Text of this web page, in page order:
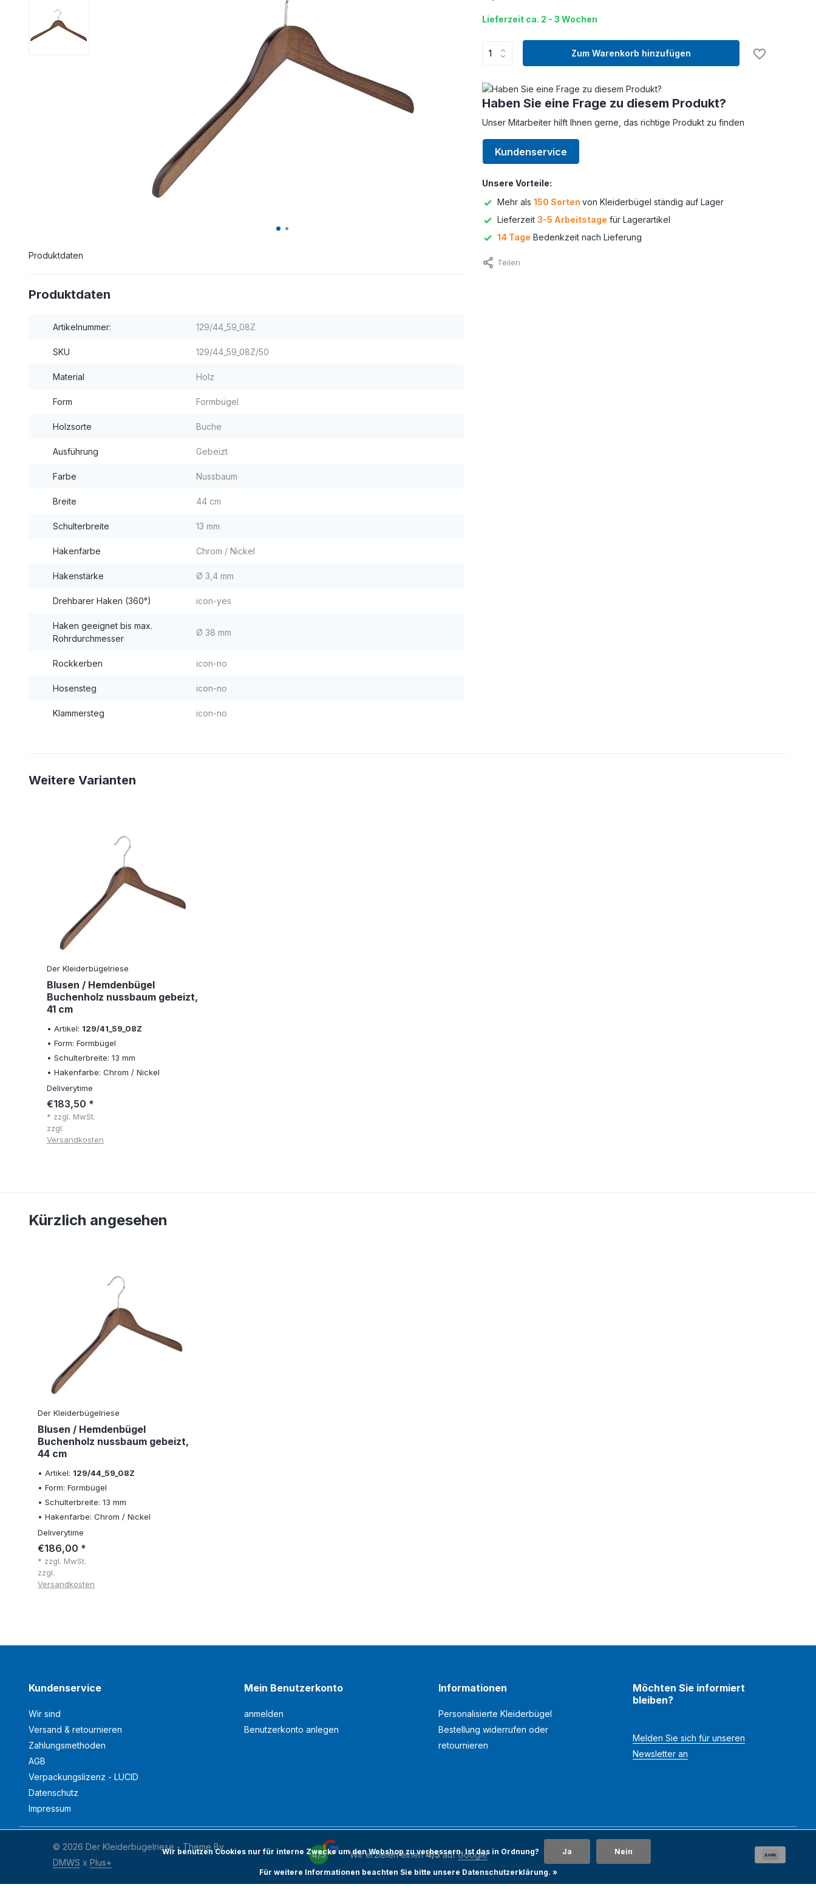
Produktdaten
Produktdaten
Artikelnummer: 129/44_59_08Z
SKU 129/44_59_08Z/50
Material Holz
Form Formbügel
Holzsorte Buche
Ausführung Gebeizt
Farbe Nussbaum
Breite 44 cm
Schulterbreite 13 mm
Hakenfarbe Chrom / Nickel
Hakenstärke Ø 3,4 mm
Drehbarer Haken (360°) icon-yes
Haken geeignet bis max.
Rohrdurchmesser
Ø 38 mm
Rockkerben icon-no
Hosensteg icon-no
Klammersteg icon-no
Lieferzeit ca. 2 - 3 Wochen
Zum Warenkorb hinzufügen
Haben Sie eine Frage zu diesem Produkt?
Unser Mitarbeiter hilft Ihnen gerne, das richtige Produkt zu finden
Kundenservice
Unsere Vorteile:
Mehr als 150 Sorten von Kleiderbügel ständig auf Lager
Lieferzeit 3-5 Arbeitstage für Lagerartikel
14 Tage Bedenkzeit nach Lieferung
Teilen
Weitere Varianten
Der Kleiderbügelriese
Blusen / Hemdenbügel
Buchenholz nussbaum gebeizt,
41 cm
• Artikel: 129/41_59_08Z
• Form: Formbügel
• Schulterbreite: 13 mm
• Hakenfarbe: Chrom / Nickel
Deliverytime
€183,50 *
* zzgl. MwSt.
zzgl.
Versandkosten
Kürzlich angesehen
Der Kleiderbügelriese
Blusen / Hemdenbügel
Buchenholz nussbaum gebeizt,
44 cm
• Artikel: 129/44_59_08Z
• Form: Formbügel
• Schulterbreite: 13 mm
• Hakenfarbe: Chrom / Nickel
Deliverytime
€186,00 *
* zzgl. MwSt.
zzgl.
Versandkosten
Kundenservice
Wir sind
Versand & retournieren
Zahlungsmethoden
AGB
Verpackungslizenz - LUCID
Datenschutz
Impressum
Mein Benutzerkonto
anmelden
Benutzerkonto anlegen
Informationen
Personalisierte Kleiderbügel
Bestellung widerrufen oder
retournieren
Möchten Sie informiert
bleiben?
Melden Sie sich für unseren
Newsletter an
© 2026 Der Kleiderbügelriese - Theme By
DMWS xPlus+
4/5 Wir erzielen einen4/5aufGoogle
Wir benutzen Cookies nur für interne Zwecke um den Webshop zu verbessern. Ist das in Ordnung? Ja Nein
Für weitere Informationen beachten Sie bitte unsere Datenschutzerklärung. »